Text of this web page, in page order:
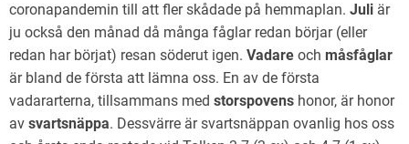
coronapandemin till att fler skådade på hemmaplan. Juli är
ju också den månad då många fåglar redan börjar (eller
redan har börjat) resan söderut igen. Vadare och måsfåglar
är bland de första att lämna oss. En av de första
vadararterna, tillsammans med storspovens honor, är honor
av svartsnäppa. Dessvärre är svartsnäppan ovanlig hos oss